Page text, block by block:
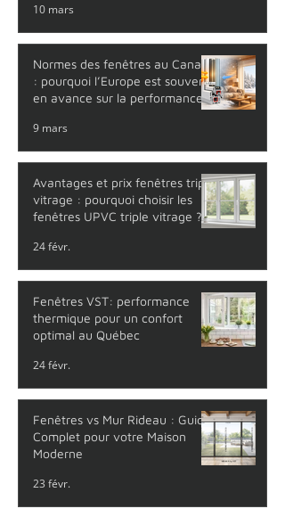
10 mars
Normes des fenêtres au Canada
: pourquoi l’Europe est souvent
en avance sur la performance
9 mars
Avantages et prix fenêtres triple
vitrage : pourquoi choisir les
fenêtres UPVC triple vitrage ?
24 févr.
Fenêtres VST: performance
thermique pour un confort
optimal au Québec
24 févr.
Fenêtres vs Mur Rideau : Guide
Complet pour votre Maison
Moderne
23 févr.